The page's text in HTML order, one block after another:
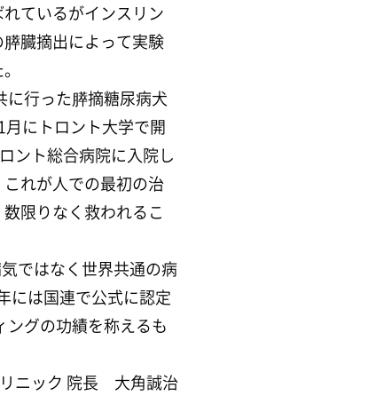
ているがインスリン
臓摘出によって実験
行った膵摘糖尿病犬
にトロント大学で開
ント総合病院に入院し
れが人での最初の治
限りなく救われるこ
ではなく世界共通の病
には国連で公式に認定
グの功績を称えるも
ニック 院長 大角誠治